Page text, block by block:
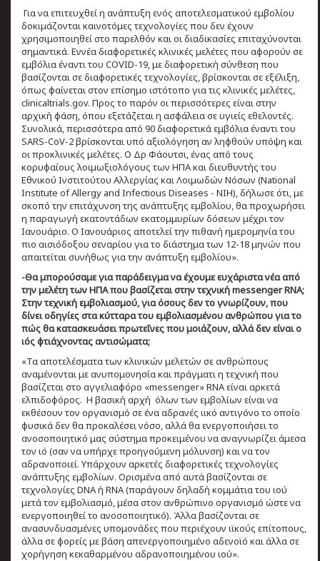
Για να επιτευχθεί η ανάπτυξη ενός αποτελεσματικού εμβολίου
δοκιμάζονται καινοτόμες τεχνολογίες που δεν έχουν
χρησιμοποιηθεί στο παρελθόν και οι διαδικασίες επιταχύνονται
σημαντικά. Εννέα διαφορετικές κλινικές μελέτες που αφορούν σε
εμβόλια έναντι του COVID-19, με διαφορετική σύνθεση που
βασίζονται σε διαφορετικές τεχνολογίες, βρίσκονται σε εξέλιξη,
όπως φαίνεται στον επίσημο ιστότοπο για τις κλινικές μελέτες,
clinicaltrials.gov. Προς το παρόν οι περισσότερες είναι στην
αρχική φάση, όπου εξετάζεται η ασφάλεια σε υγιείς εθελοντές.
Συνολικά, περισσότερα από 90 διαφορετικά εμβόλια έναντι του
SARS-CoV-2 βρίσκονται υπό αξιολόγηση αν ληφθούν υπόψη και
οι προκλινικές μελέτες. Ο Δρ Φάουτσι, ένας από τους
κορυφαίους λοιμωξιολόγους των ΗΠΑ και διευθυντής του
Εθνικού Ινστιτούτου Αλλεργίας και Λοιμωδών Νόσων (National
Institute of Allergy and Infectious Diseases - NIH), δήλωσε ότι, με
σκοπό την επιτάχυνση της ανάπτυξης εμβολίου, θα προχωρήσει
η παραγωγή εκατοντάδων εκατομμυρίων δόσεων μέχρι τον
Ιανουάριο. Ο Ιανουάριος αποτελεί την πιθανή ημερομηνία του
πιο αισιόδοξου σεναρίου για το διάστημα των 12-18 μηνών που
απαιτείται συνήθως για την ανάπτυξη εμβολίου».
-Θα μπορούσαμε για παράδειγμα να έχουμε ευχάριστα νέα από
την μελέτη των ΗΠΑ που βασίζεται στην τεχνική messenger RNA;
Στην τεχνική εμβολιασμού, για όσους δεν το γνωρίζουν, που
δίνει οδηγίες στα κύτταρα του εμβολιασμένου ανθρώπου για το
πώς θα κατασκευάσει πρωτεΐνες που μοιάζουν, αλλά δεν είναι ο
ιός φτιάχνοντας αντισώματα;
«Τα αποτελέσματα των κλινικών μελετών σε ανθρώπους
αναμένονται με ανυπομονησία και πράγματι η τεχνική που
βασίζεται στο αγγελιαφόρο «messenger» RNA είναι αρκετά
ελπιδοφόρος. Η βασική αρχή όλων των εμβολίων είναι να
εκθέσουν τον οργανισμό σε ένα αδρανές ιικό αντιγόνο το οποίο
φυσικά δεν θα προκαλέσει νόσο, αλλά θα ενεργοποιήσει το
ανοσοποιητικό μας σύστημα προκειμένου να αναγνωρίζει άμεσα
τον ιό (σαν να υπήρχε προηγούμενη μόλυνση) και να τον
αδρανοποιεί. Υπάρχουν αρκετές διαφορετικές τεχνολογίες
ανάπτυξης εμβολίων. Oρισμένα από αυτά βασίζονται σε
τεχνολογίες DNA ή RNA (παράγουν δηλαδή κομμάτια του ιού
μετά τον εμβολιασμό, μέσα στον ανθρώπινο οργανισμό ώστε να
ενεργοποιηθεί το ανοσοποιητικό). Άλλα βασίζονται σε
ανασυνδυασμένες υπομονάδες που περιέχουν ιϊκούς επίτοπους,
άλλα σε φορείς με βάση απενεργοποιημένο αδενοϊό και άλλα σε
χορήγηση κεκαθαρμένου αδρανοποιημένoυ ιού».